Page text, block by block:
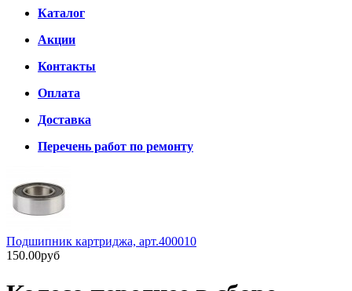
Каталог
Акции
Контакты
Оплата
Доставка
Перечень работ по ремонту
Подшипник картриджа, арт.400010
150.00руб